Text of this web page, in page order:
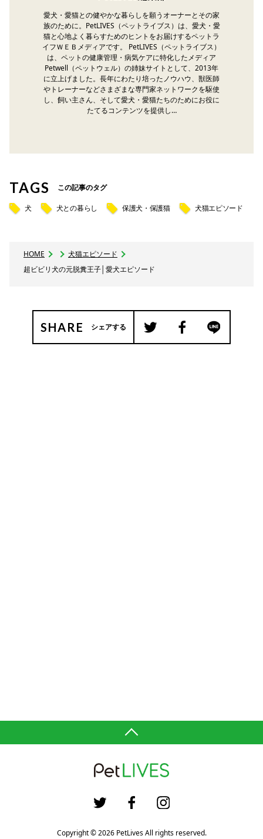
愛犬・愛猫との健やかな暮らしを願うオーナーとその家
族のために。PetLIVES（ペットライブス）は、愛犬・愛
猫と心地よく暮らすためのヒントをお届けするペットラ
イフＷＥＢメディアです。 PetLIVES（ペットライブス）
は、ペットの健康管理・病気ケアに特化したメディア
Petwell（ペットウェル）の姉妹サイトとして、2013年
に立上げました。長年にわたり培ったノウハウ、獣医師
やトレーナーなどさまざまな専門家ネットワークを駆使
し、飼い主さん、そして愛犬・愛猫たちのためにお役に
たてるコンテンツを提供し…
TAGS この記事のタグ
犬 犬との暮らし 保護犬・保護猫 犬猫エピソード
HOME
犬猫エピソード
超ビビリ犬の元脱糞王子│愛犬エピソード
SHARE シェアする
Copyright © 2026 PetLives All rights reserved.